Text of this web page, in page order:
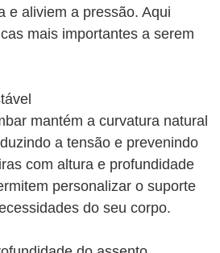
e aliviem a pressão. Aqui
mais importantes a serem
mantém a curvatura natural
a tensão e prevenindo
com altura e profundidade
personalizar o suporte
do seu corpo.